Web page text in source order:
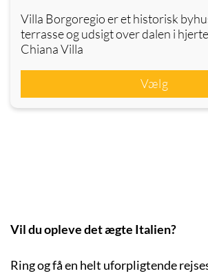
Villa Borgoregio er et historisk
terrasse og udsigt over dalen i
Chiana Villa
Vælg
Vil du opleve det ægte Italien?
Ring og få en helt uforpligtende